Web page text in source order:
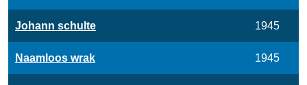
Johann schulte 1945
Naamloos wrak 1945